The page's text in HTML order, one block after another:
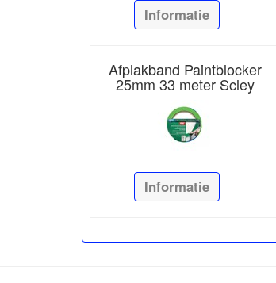
Informatie
Afplakband Paintblocker
25mm 33 meter Scley
Informatie